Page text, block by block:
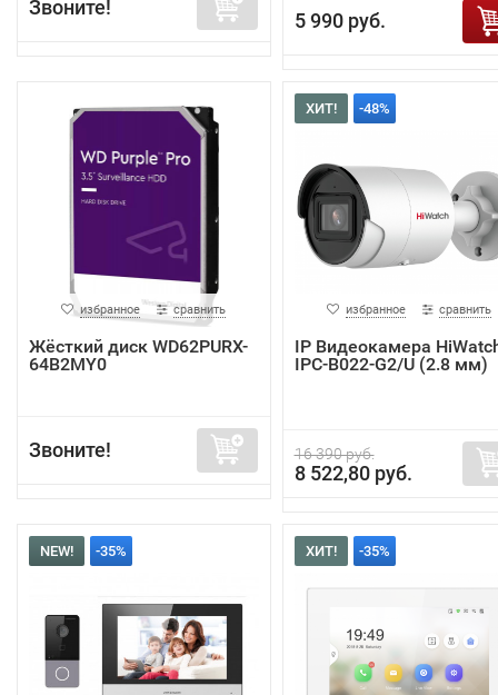
Звоните!
5 990 руб.
избранное сравнить
Жёсткий диск WD62PURX-
64B2MY0
Звоните!
ХИТ! -48%
избранное сравнить
IP Видеокамера
IPC-B022-G2/U (2.8 мм)
16 390 руб.
8 522,80 руб.
NEW! -35% ХИТ! -35%